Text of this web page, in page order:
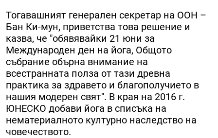
Тогавашният генерален секретар на ООН –
Бан Ки-мун, приветства това решение и
казва, че "обявявайки 21 юни за
Международен ден на йога, Общото
събрание обърна внимание на
всестранната полза от тази древна
практика за здравето и благополучието в
нашия модерен свят". В края на 2016 г.
ЮНЕСКО добави йога в списъка на
нематериалното културно наследство на
човечеството.